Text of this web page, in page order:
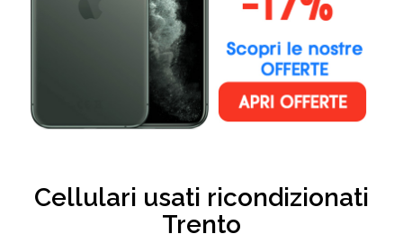
Cellulari usati ricondizionati
Trento